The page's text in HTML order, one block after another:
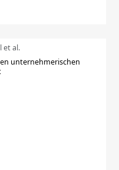
et al.
unternehmerischen